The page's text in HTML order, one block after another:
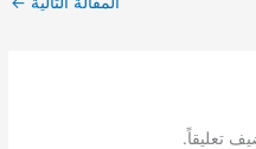
تعليقاً.